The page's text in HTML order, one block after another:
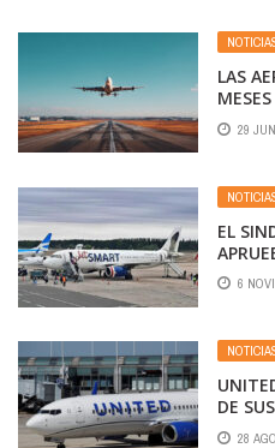
LAS
EL29
EL
LOS
6
DE
28